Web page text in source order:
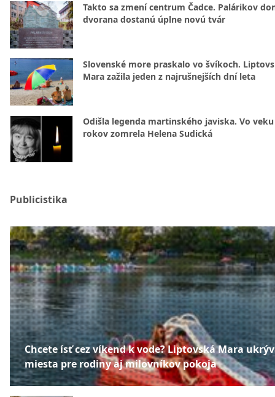
Takto sa zmení centrum Čadce. Palárikov
dvorana dostanú úplne novú tvár
Slovenské more praskalo vo švíkoch.
Mara zažila jeden z najrušnejších dní leta
Odišla legenda martinského javiska. Vo veku
rokov zomrela Helena Sudická
Publicistika
Chcete ísť cez víkend k vode? Liptovská Mara
miesta pre rodiny aj milovníkov pokoja